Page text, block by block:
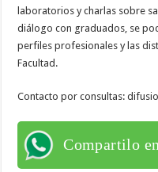
laboratorios y charlas sobre
diálogo con graduados, se
perfiles profesionales y las
Facultad.
Contacto por consultas:
Compartilo